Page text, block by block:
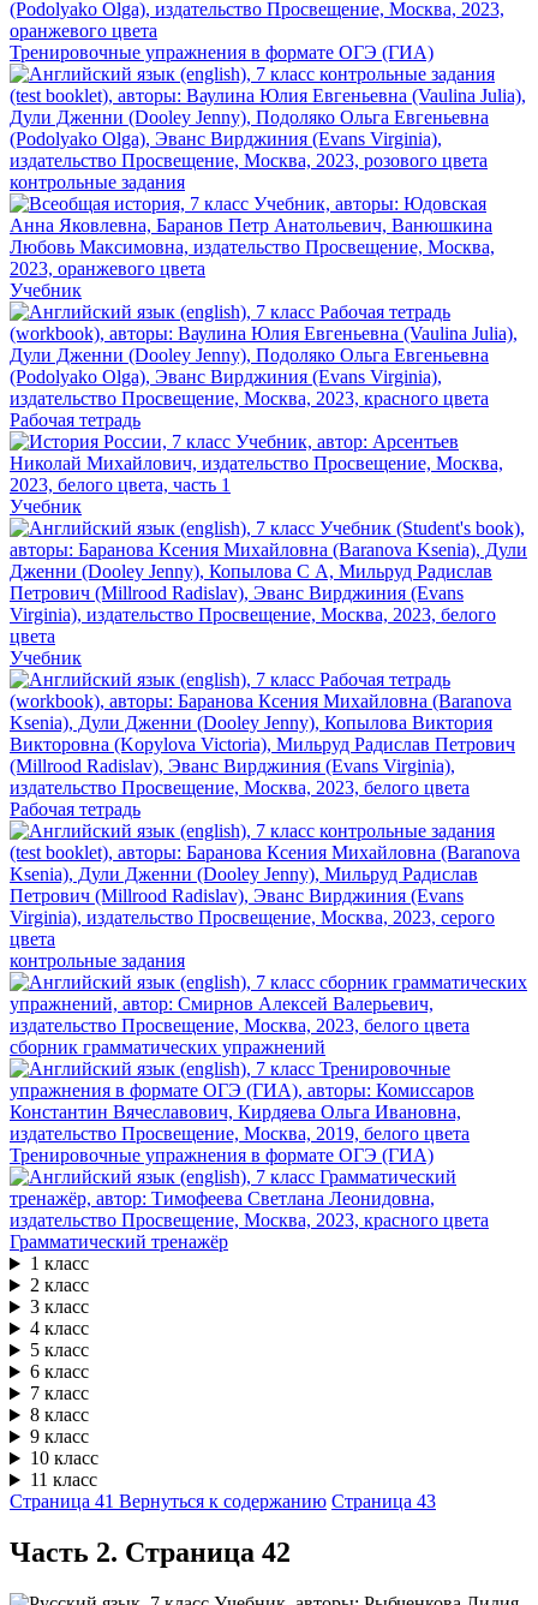
Тренировочные упражнения в формате ОГЭ (ГИА)
контрольные задания
Учебник
Рабочая тетрадь
Учебник
Учебник
Рабочая тетрадь
контрольные задания
сборник грамматических упражнений
Тренировочные упражнения в формате ОГЭ (ГИА)
Грамматический тренажёр
1 класс
2 класс
3 класс
4 класс
5 класс
6 класс
7 класс
8 класс
9 класс
10 класс
11 класс
Страница 41 Вернуться к содержанию Страница 43
Часть 2. Cтраница 42